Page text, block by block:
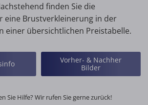
finden Sie die
eine Brustverkleinerung in der
einer übersichtlichen Preistabelle.
Vorher- & Nachher
Bilder
Sie Hilfe? Wir rufen Sie gerne zurück!